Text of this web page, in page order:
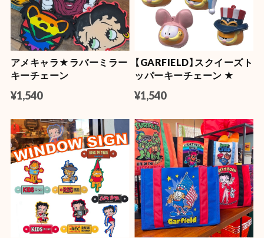
アメキャラ★ラバーミラー
キーチェーン
¥1,540
【GARFIELD】スクイーズト
ッパーキーチェーン ★
¥1,540